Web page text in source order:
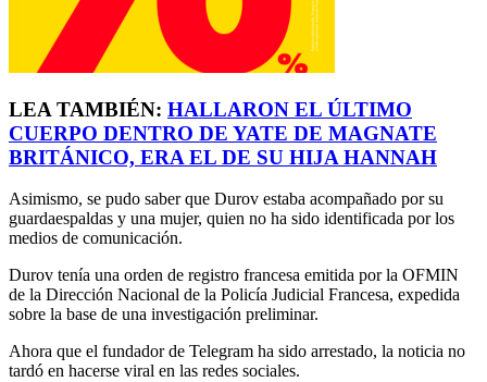
LEA TAMBIÉN: HALLARON EL ÚLTIMO
CUERPO DENTRO DE YATE DE MAGNATE
BRITÁNICO, ERA EL DE SU HIJA HANNAH
Asimismo, se pudo saber que Durov estaba acompañado por su
guardaespaldas y una mujer, quien no ha sido identificada por los
medios de comunicación.
Durov tenía una orden de registro francesa emitida por la OFMIN
de la Dirección Nacional de la Policía Judicial Francesa, expedida
sobre la base de una investigación preliminar.
Ahora que el fundador de Telegram ha sido arrestado, la noticia no
tardó en hacerse viral en las redes sociales.